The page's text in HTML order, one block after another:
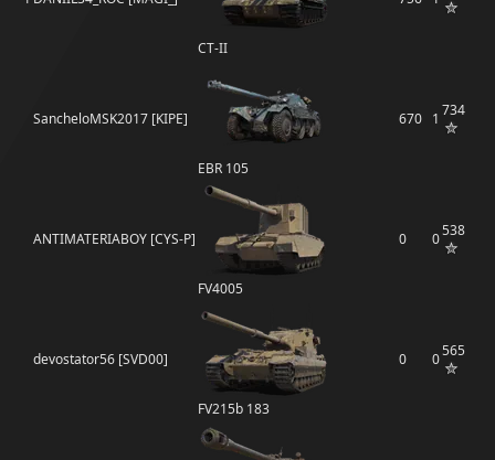
СТ-II
SancheloMSK2017 [KIPE]
EBR 105
670 1 734
ANTIMATERIABOY [CYS-P]
FV4005
0 0538
devostator56 [SVD00]
FV215b 183
0 0565